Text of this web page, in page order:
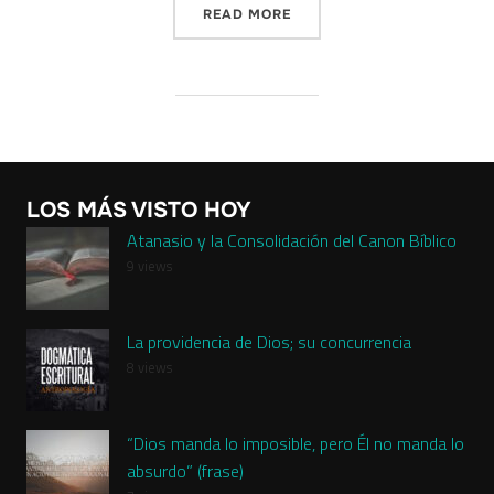
READ MORE
LOS MÁS VISTO HOY
Atanasio y la Consolidación del Canon Bíblico
9 views
La providencia de Dios; su concurrencia
8 views
“Dios manda lo imposible, pero Él no manda lo
absurdo” (frase)